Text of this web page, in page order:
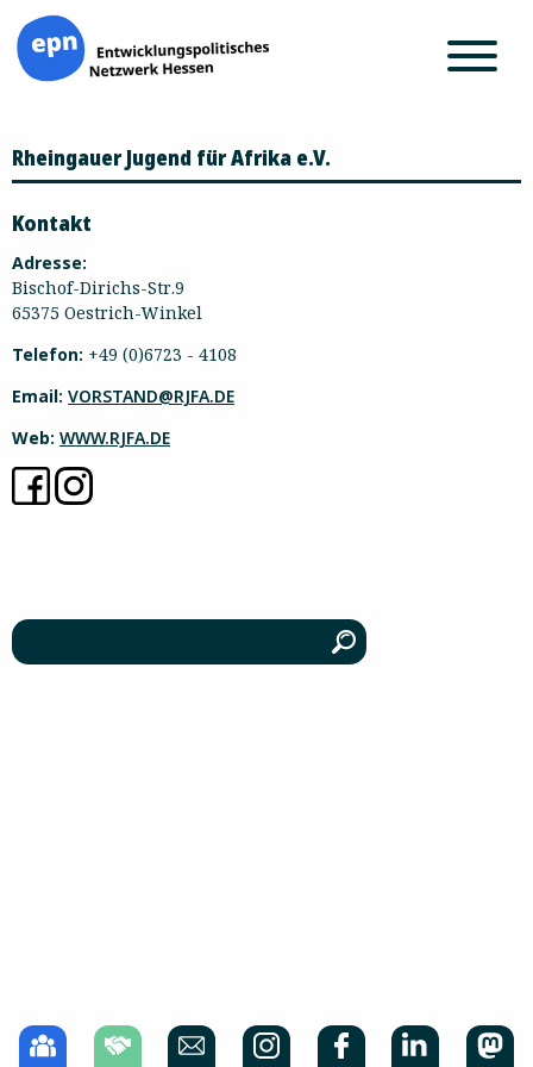
Inhalt
springen
Rheingauer Jugend für Afrika e.V.
Kontakt
Adresse:
Bischof-Dirichs-Str.9
65375 Oestrich-Winkel
Telefon: +49 (0)6723 - 4108
Email: VORSTAND@RJFA.DE
Web: WWW.RJFA.DE